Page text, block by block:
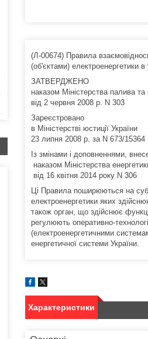
(Л-00674) Правила
(об'єктами) електроенергетики
ЗАТВЕРДЖЕНО
наказом Міністерства палива та
від 2 червня 2008 р. N 303
Зареєстровано
в Міністерстві юстиції України
23 липня 2008 р. за N 673/15364
Із змінами і доповненнями,
наказом Міністерства
від 16 квітня 2014 року N 306
Ці Правила поширюються на
електроенергетики яких
також орган, що здійснює
регулюють оперативно-
(електроенергетичними
енергетичної системи України.
Характеристики